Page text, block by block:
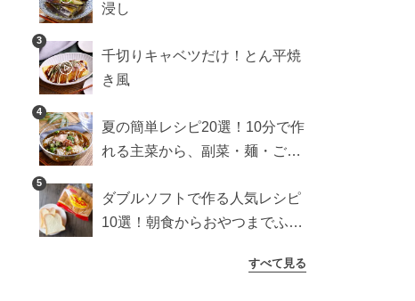
浸し
3
千切りキャベツだけ！とん平焼
き風
4
夏の簡単レシピ20選！10分で作
れる主菜から、副菜・麺・ごは
5
ダブルソフトで作る人気レシピ
10選！朝食からおやつまでふん
すべて見る